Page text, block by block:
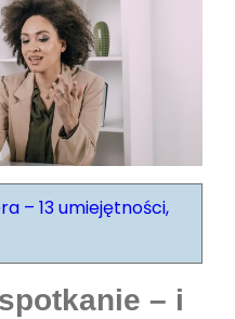
– 13 umiejętności,
– i